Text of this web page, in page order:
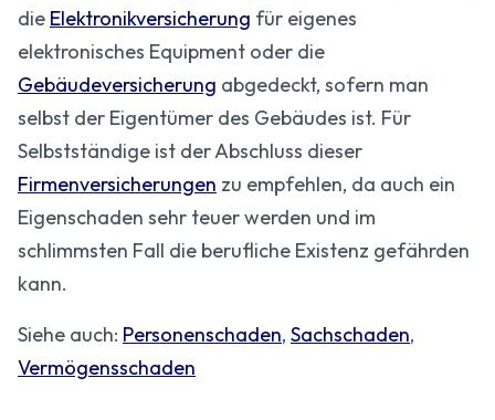
die Elektronikversicherung für eigenes
elektronisches Equipment oder die
Gebäudeversicherung abgedeckt, sofern man
selbst der Eigentümer des Gebäudes ist. Für
Selbstständige ist der Abschluss dieser
Firmenversicherungen zu empfehlen, da auch ein
Eigenschaden sehr teuer werden und im
schlimmsten Fall die berufliche Existenz gefährden
kann.
Siehe auch: Personenschaden, Sachschaden,
Vermögensschaden